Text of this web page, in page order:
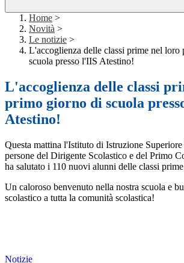
Home >
Novità >
Le notizie >
L'accoglienza delle classi prime nel loro
scuola presso l'IIS Atestino!
L'accoglienza delle classi
primo giorno di scuola
Atestino!
Questa mattina l'Istituto di Istruzione
persone del Dirigente Scolastico e del Primo
ha salutato i 110 nuovi alunni delle classi
Un caloroso benvenuto nella nostra scuola e
scolastico a tutta la comunità scolastica!
Notizie